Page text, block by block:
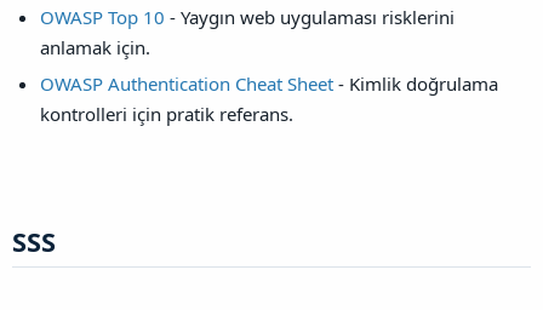
OWASP Top 10 - Yaygın web uygulaması risklerini
anlamak için.
OWASP Authentication Cheat Sheet - Kimlik doğrulama
kontrolleri için pratik referans.
SSS​